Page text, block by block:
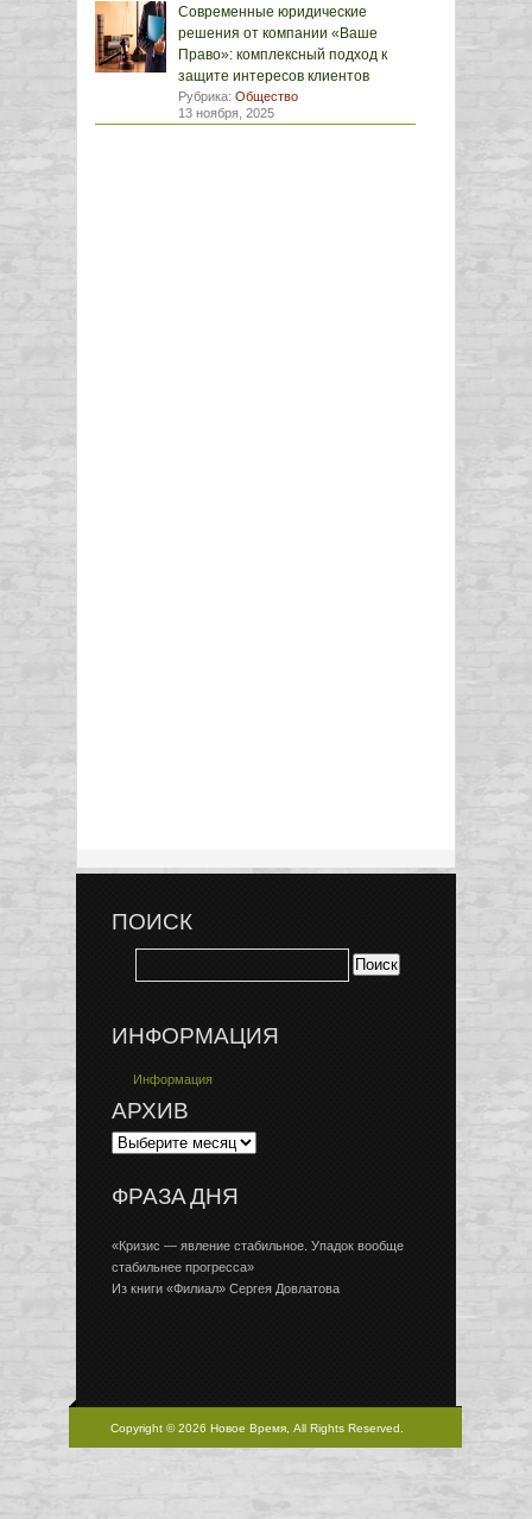
Современные юридические
решения от компании «Ваше
Право»: комплексный подход к
защите интересов клиентов
Рубрика: Общество
13 ноября, 2025
ПОИСК
ИНФОРМАЦИЯ
Информация
АРХИВ
ФРАЗА ДНЯ
«Кризис — явление стабильное. Упадок вообще
стабильнее прогресса»
Из книги «Филиал» Сергея Довлатова
Copyright © 2026 Новое Время, All Rights Reserved.